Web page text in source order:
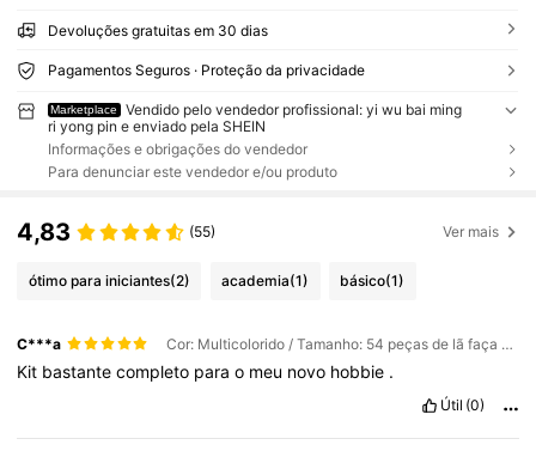
Devoluções gratuitas em 30 dias
Pagamentos Seguros · Proteção da privacidade
Marketplace
Vendido pelo vendedor profissional: yi wu bai ming
ri yong pin e enviado pela SHEIN
Informações e obrigações do vendedor
Para denunciar este vendedor e/ou produto
4,83 (55) Ver mais
ótimo para iniciantes(2) academia(1) básico(1)
C***a Cor: Multicolorido / Tamanho: 54 peças de lã faça você mesmo azul cereja
Kit bastantecompleto parao meu novo hobbie .
Útil (0)